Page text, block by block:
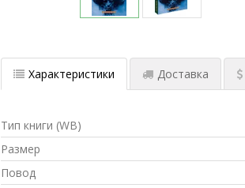
Характеристики Доставка
Тип книги (WB)
Размер
Повод